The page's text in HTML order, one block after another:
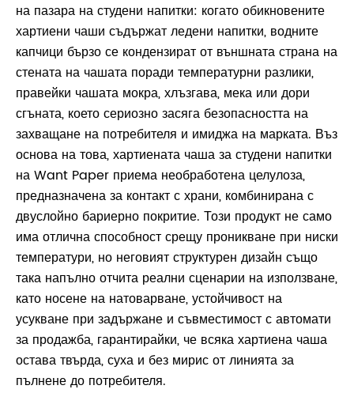
на пазара на студени напитки: когато обикновените
хартиени чаши съдържат ледени напитки, водните
капчици бързо се кондензират от външната страна на
стената на чашата поради температурни разлики,
правейки чашата мокра, хлъзгава, мека или дори
сгъната, което сериозно засяга безопасността на
захващане на потребителя и имиджа на марката. Въз
основа на това, хартиената чаша за студени напитки
на Want Paper приема необработена целулоза,
предназначена за контакт с храни, комбинирана с
двуслойно бариерно покритие. Този продукт не само
има отлична способност срещу проникване при ниски
температури, но неговият структурен дизайн също
така напълно отчита реални сценарии на използване,
като носене на натоварване, устойчивост на
усукване при задържане и съвместимост с автомати
за продажба, гарантирайки, че всяка хартиена чаша
остава твърда, суха и без мирис от линията за
пълнене до потребителя.